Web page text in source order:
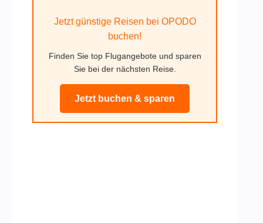
Jetzt günstige Reisen bei OPODO
buchen!
Finden Sie top Flugangebote und sparen
Sie bei der nächsten Reise.
Jetzt buchen & sparen